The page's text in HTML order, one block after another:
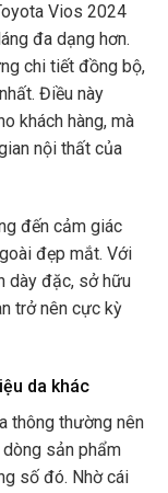
Vios 2024
đa dạng hơn.
chi tiết đồng bộ,
Điều này
khách hàng, mà
nội thất của
đến cảm giác
đẹp mắt. Với
dày đặc, sở hữu
trở nên cực kỳ
da khác
thông thường nên
sản phẩm
số đó. Nhờ cái